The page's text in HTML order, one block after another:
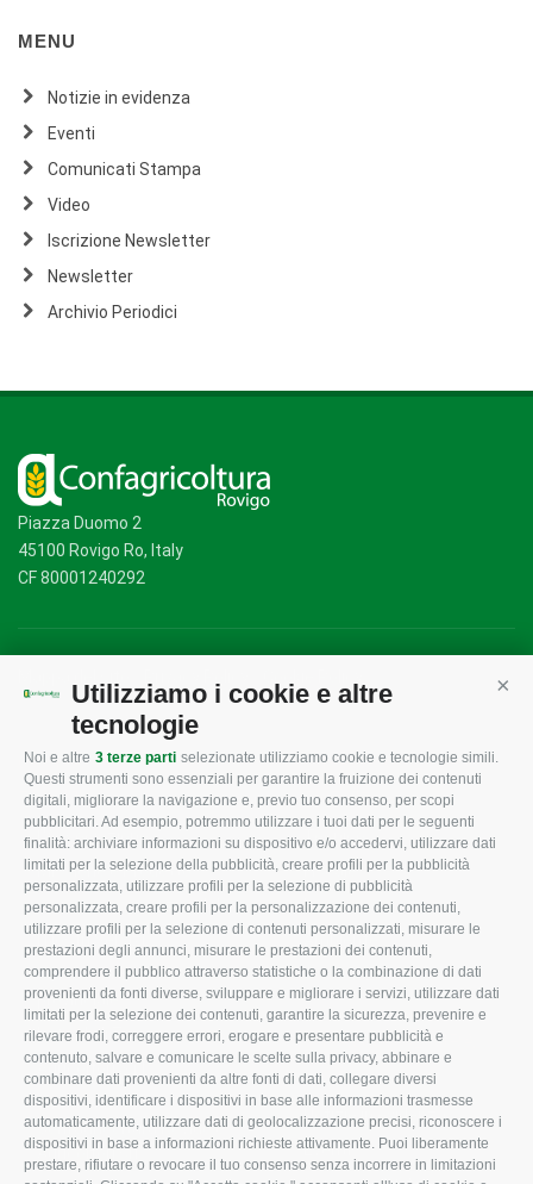
Utilizziamo i cookie e altre
tecnologie
Noi e altre 3 terze parti selezionate utilizziamo cookie e tecnologie simili.
Questi strumenti sono essenziali per garantire la fruizione dei contenuti
digitali, migliorare la navigazione e, previo tuo consenso, per scopi
pubblicitari. Ad esempio, potremmo utilizzare i tuoi dati per le seguenti
finalità: archiviare informazioni su dispositivo e/o accedervi, utilizzare dati
limitati per la selezione della pubblicità, creare profili per la pubblicità
personalizzata, utilizzare profili per la selezione di pubblicità
personalizzata, creare profili per la personalizzazione dei contenuti,
utilizzare profili per la selezione di contenuti personalizzati, misurare le
prestazioni degli annunci, misurare le prestazioni dei contenuti,
comprendere il pubblico attraverso statistiche o la combinazione di dati
provenienti da fonti diverse, sviluppare e migliorare i servizi, utilizzare dati
limitati per la selezione dei contenuti, garantire la sicurezza, prevenire e
rilevare frodi, correggere errori, erogare e presentare pubblicità e
contenuto, salvare e comunicare le scelte sulla privacy, abbinare e
combinare dati provenienti da altre fonti di dati, collegare diversi
dispositivi, identificare i dispositivi in base alle informazioni trasmesse
automaticamente, utilizzare dati di geolocalizzazione precisi, riconoscere i
dispositivi in base a informazioni richieste attivamente. Puoi liberamente
prestare, rifiutare o revocare il tuo consenso senza incorrere in limitazioni
MENU
Notizie in evidenza
Eventi
Comunicati Stampa
Video
Iscrizione Newsletter
Newsletter
Archivio Periodici
Piazza Duomo 2
45100 Rovigo Ro, Italy
CF 80001240292
CONFAGRICOLTURA
ROVIGO
L'Associazione
Missione e Progetto
Organigramma aziendale
I Nostri Servizi
Uffici della Sede
provinciale
Le Sedi di Zona
Agricoltori S.r.l.
Whistleblowing
Confagricoltura Rovigo e
Agricoltori srl
CONFAGRICOLTURA
INFORMA
Tecnico
Fiscale
Lavoro
Ambiente
Associazione
CONFAGRICOLTURA
ATTIVA
Notizie in evidenza
Eventi